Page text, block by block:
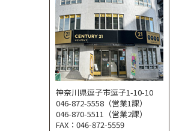
神奈川県逗子市逗子1-10-10
046-872-5558（営業1課）
046-870-5511（営業2課）
FAX：046-872-5559